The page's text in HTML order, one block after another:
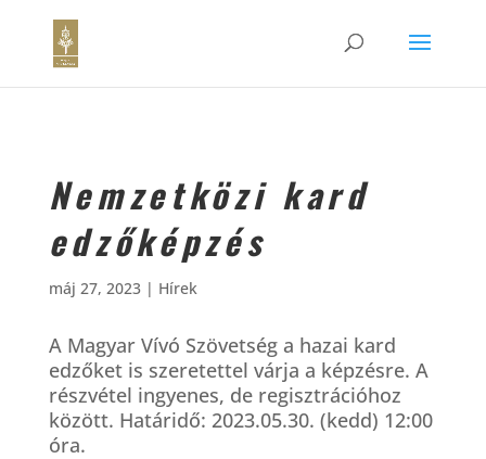
Nemzetközi kard
edzőképzés
máj 27, 2023| Hírek
A Magyar Vívó Szövetség a hazai kard
edzőket is szeretettel várja a képzésre. A
részvétel ingyenes, de regisztrációhoz
között. Határidő: 2023.05.30. (kedd) 12:00
óra.